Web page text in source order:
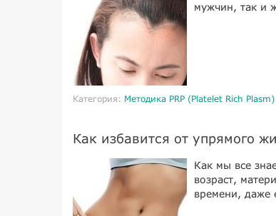
мужчин, так и
Категория: Методика PRP (Platelet Rich
Как избавится от упрямого
Как мы все
возраст,
времени, даже